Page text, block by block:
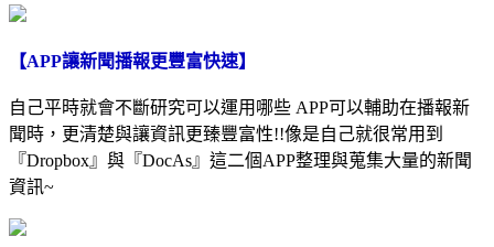
【APP讓新聞播報更豐富快速】
自己平時就會不斷研究可以運用哪些 APP可以輔助在播報新
聞時，更清楚與讓資訊更臻豐富性!!像是自己就很常用到
『Dropbox』與『DocAs』這二個APP整理與蒐集大量的新聞
資訊~